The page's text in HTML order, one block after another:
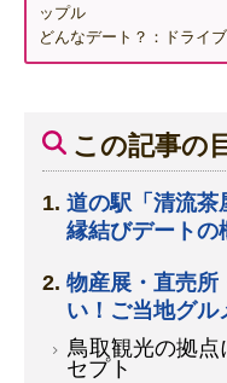
ップル
どんなデート？：ドライ
この記事の
道の駅「清流茶
縁結びデートの
物産展・直売所
い！ご当地グル
鳥取観光の拠点
セプト